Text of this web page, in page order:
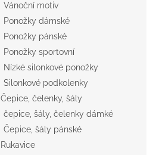
Vánoční motiv
Ponožky dámské
Ponožky pánské
Ponožky sportovní
Nízké silonkové ponožky
Silonkové podkolenky
Čepice, čelenky, šály
čepice, šály, čelenky dámké
Čepice, šály pánské
Rukavice